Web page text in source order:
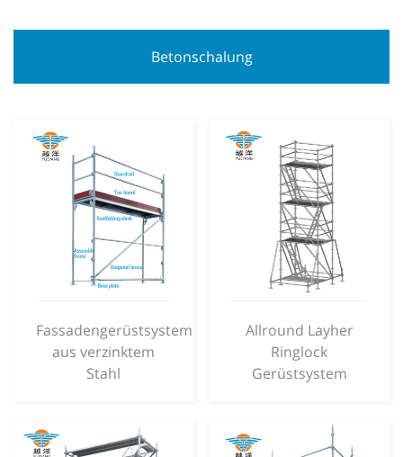
Betonschalung
Fassadengerüstsystem
aus verzinktem
Stahl
Allround Layher
Ringlock
Gerüstsystem